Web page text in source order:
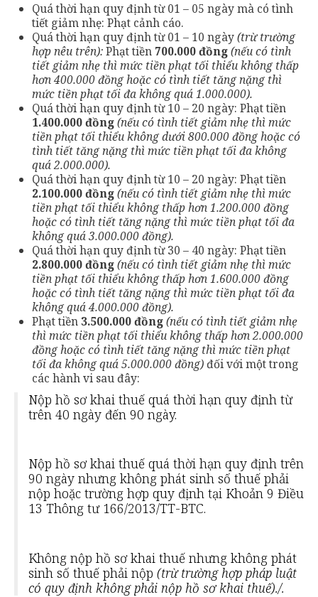
Quá thời hạn quy định từ 01 – 05 ngày mà có tình
tiết giảm nhẹ: Phạt cảnh cáo.
Quá thời hạn quy định từ 01 – 10 ngày(trừ trường
hợp nêu trên):Phạt tiền 700.000 đồng(nếu có tình
tiết giảm nhẹ thì mức tiền phạt tối thiểu không thấp
hơn 400.000 đồng hoặc có tình tiết tăng nặng thì
mức tiền phạt tối đa không quá 1.000.000).
Quá thời hạn quy định từ 10 – 20 ngày: Phạt tiền
1.400.000 đồng(nếu có tình tiết giảm nhẹ thì mức
tiền phạt tối thiểu không dưới 800.000 đồng hoặc có
tình tiết tăng nặng thì mức tiền phạt tối đa không
quá 2.000.000).
Quá thời hạn quy định từ 10 – 20 ngày: Phạt tiền
2.100.000 đồng(nếu có tình tiết giảm nhẹ thì mức
tiền phạt tối thiểu không thấp hơn 1.200.000 đồng
hoặc có tình tiết tăng nặng thì mức tiền phạt tối đa
không quá 3.000.000 đồng).
Quá thời hạn quy định từ 30 – 40 ngày: Phạt tiền
2.800.000 đồng(nếu có tình tiết giảm nhẹ thì mức
tiền phạt tối thiểu không thấp hơn 1.600.000 đồng
hoặc có tình tiết tăng nặng thì mức tiền phạt tối đa
không quá 4.000.000 đồng).
Phạt tiền 3.500.000 đồng(nếu có tình tiết giảm nhẹ
thì mức tiền phạt tối thiểu không thấp hơn 2.000.000
đồng hoặc có tình tiết tăng nặng thì mức tiền phạt
tối đa không quá 5.000.000 đồng) đối với một trong
các hành vi sau đây:
Nộp hồ sơ khai thuế quá thời hạn quy định từ
trên 40 ngày đến 90 ngày.
Nộp hồ sơ khai thuế quá thời hạn quy định trên
90 ngày nhưng không phát sinh số thuế phải
nộp hoặc trường hợp quy định tại Khoản 9 Điều
13 Thông tư 166/2013/TT-BTC.
Không nộp hồ sơ khai thuế nhưng không phát
sinh số thuế phải nộp (trừ trường hợp pháp luật
có quy định không phải nộp hồ sơ khai thuế)./.